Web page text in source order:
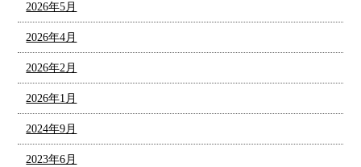
2026年5月
2026年4月
2026年2月
2026年1月
2024年9月
2023年6月